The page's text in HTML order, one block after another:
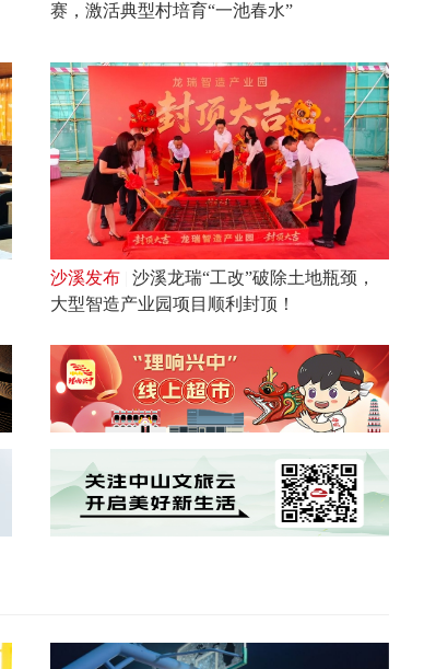
赛，激活典型村培育“一池春水”
沙溪发布
沙溪龙瑞“工改”破除土地瓶颈，
大型智造产业园项目顺利封顶！